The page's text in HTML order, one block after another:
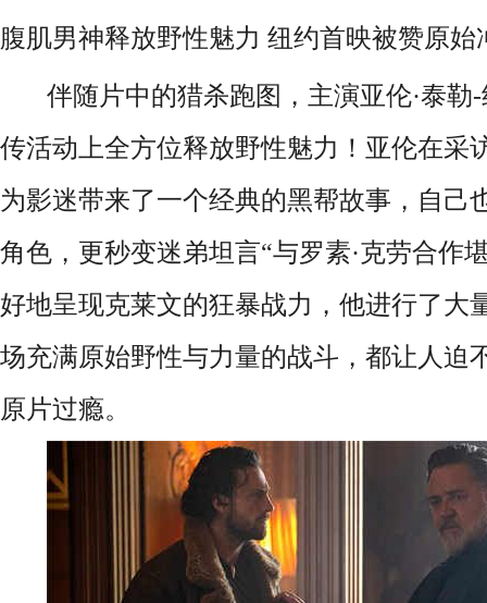
腹肌男神释放野性魅力 纽约首映被赞原始
伴随片中的猎杀跑图，主演亚伦·泰勒
传活动上全方位释放野性魅力！亚伦在采
为影迷带来了一个经典的黑帮故事，自己
角色，更秒变迷弟坦言“与罗素·克劳合作
好地呈现克莱文的狂暴战力，他进行了大
场充满原始野性与力量的战斗，都让人迫
原片过瘾。